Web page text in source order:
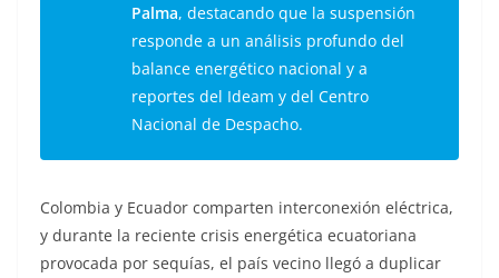
Palma, destacando que la suspensión
responde a un análisis profundo del
balance energético nacional y a
reportes del Ideam y del Centro
Nacional de Despacho.
Colombia y Ecuador comparten interconexión eléctrica,
y durante la reciente crisis energética ecuatoriana
provocada por sequías, el país vecino llegó a duplicar